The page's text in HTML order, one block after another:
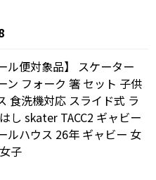
ル便対象品】 スケーター
ン フォーク 箸 セット 子供
食洗機対応 スライド式 ラ
し skater TACC2 ギャビー
ルハウス 26年 ギャビー 女
子